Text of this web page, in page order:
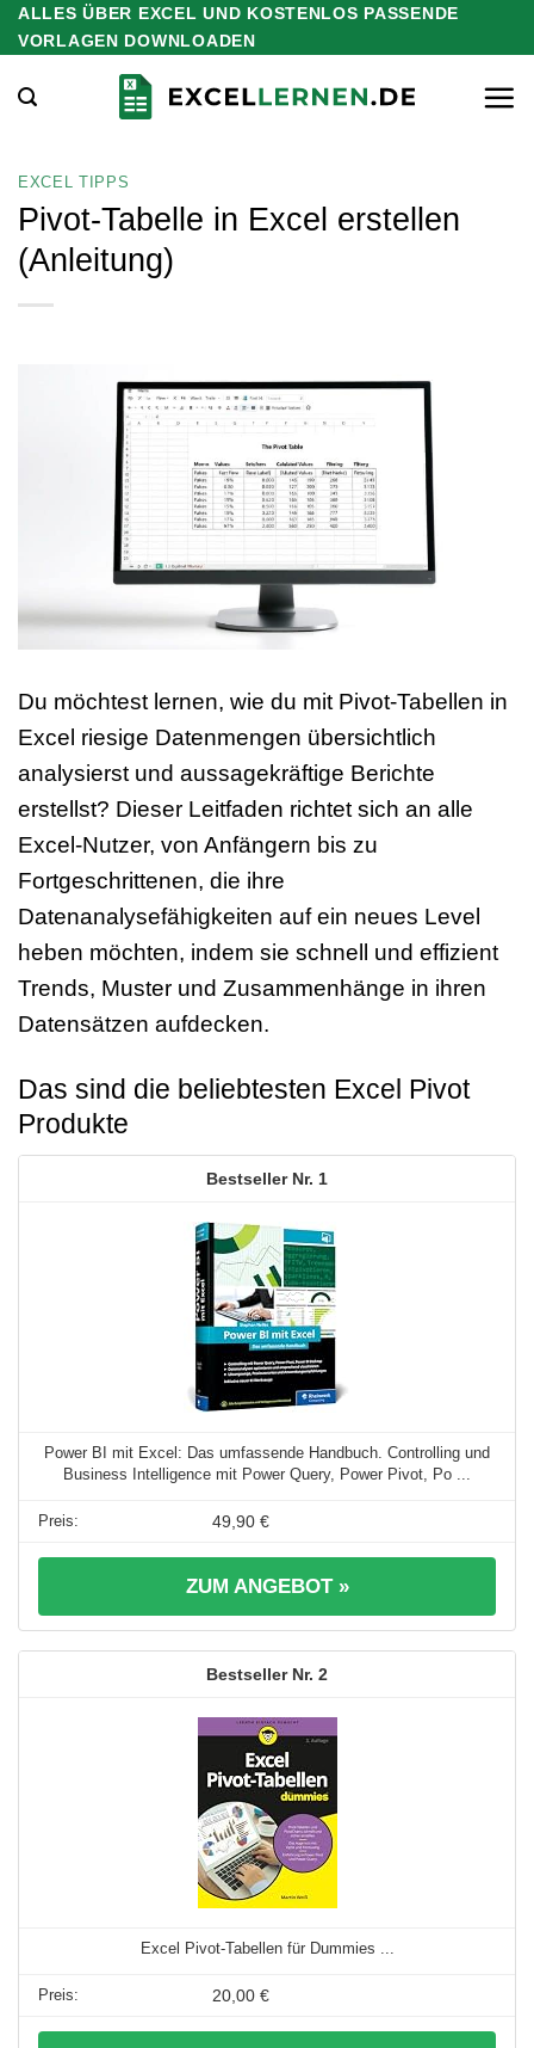
Zum
Inhalt
springen
ALLES ÜBER EXCEL UND KOSTENLOS PASSENDE
VORLAGEN DOWNLOADEN
EXCEL TIPPS
Pivot-Tabelle in Excel erstellen
(Anleitung)
Du möchtest lernen, wie du mit Pivot-Tabellen in
Excel riesige Datenmengen übersichtlich
analysierst und aussagekräftige Berichte
erstellst? Dieser Leitfaden richtet sich an alle
Excel-Nutzer, von Anfängern bis zu
Fortgeschrittenen, die ihre
Datenanalysefähigkeiten auf ein neues Level
heben möchten, indem sie schnell und effizient
Trends, Muster und Zusammenhänge in ihren
Datensätzen aufdecken.
Das sind die beliebtesten Excel Pivot
Produkte
1
Power BI mit Excel: Das umfassende Handbuch. Controlling und
Business Intelligence mit Power Query, Power Pivot, Po ...
49,90 €
ZUM ANGEBOT »
2
Excel Pivot-Tabellen für Dummies ...
20,00 €